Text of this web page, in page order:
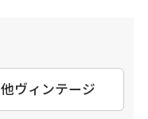
他ヴィンテージ